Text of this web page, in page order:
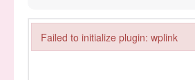
Failed to initialize plugin: wplink
Failed to initialize plugin: wplink